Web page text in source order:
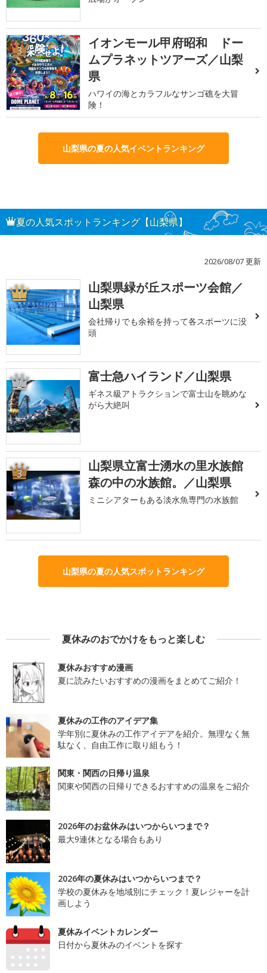
3
イオンモール甲府昭和 ドー
ムプラネットツアーズ／山梨
県
ハワイの海とカラフルなサンゴ礁を大冒
険！
山梨県の夏の人気イベントランキング
夏の人気スポットランキング【山梨県】
2026/08/07 更新
1
山梨県緑が丘スポーツ会館／
山梨県
会社帰りでも余裕を持って各スポーツに没
頭
2 富士急ハイランド／山梨県
ギネス級アトラクションで富士山を眺めな
がら大絶叫
3
山梨県立富士湧水の里水族館
森の中の水族館。／山梨県
ミニシアターもある淡水魚専門の水族館
山梨県の夏の人気スポットランキング
夏休みのおでかけをもっと楽しむ
夏休みおすすめ漫画
夏に読みたいおすすめの漫画をまとめてご紹介！
夏休みの工作のアイデア集
学年別に夏休みの工作アイデアを紹介。無理なく無
駄なく、自由工作に取り組もう！
関東・関西の日帰り温泉
関東や関西の日帰りできるおすすめの温泉をご紹介
2026年のお盆休みはいつからいつまで？
最大9連休となる場合もあり
2026年の夏休みはいつからいつまで？
学校の夏休みを地域別にチェック！夏レジャーを計
画しよう
夏休みイベントカレンダー
日付から夏休みのイベントを探す